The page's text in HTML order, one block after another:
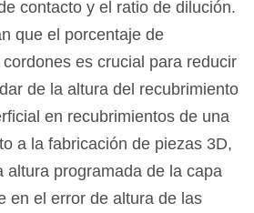
contacto y el ratio de dilución.
que el porcentaje de
es crucial para reducir
de la altura del recubrimiento
en recubrimientos de una
a la fabricación de piezas 3D,
altura programada de la capa
en el error de altura de las